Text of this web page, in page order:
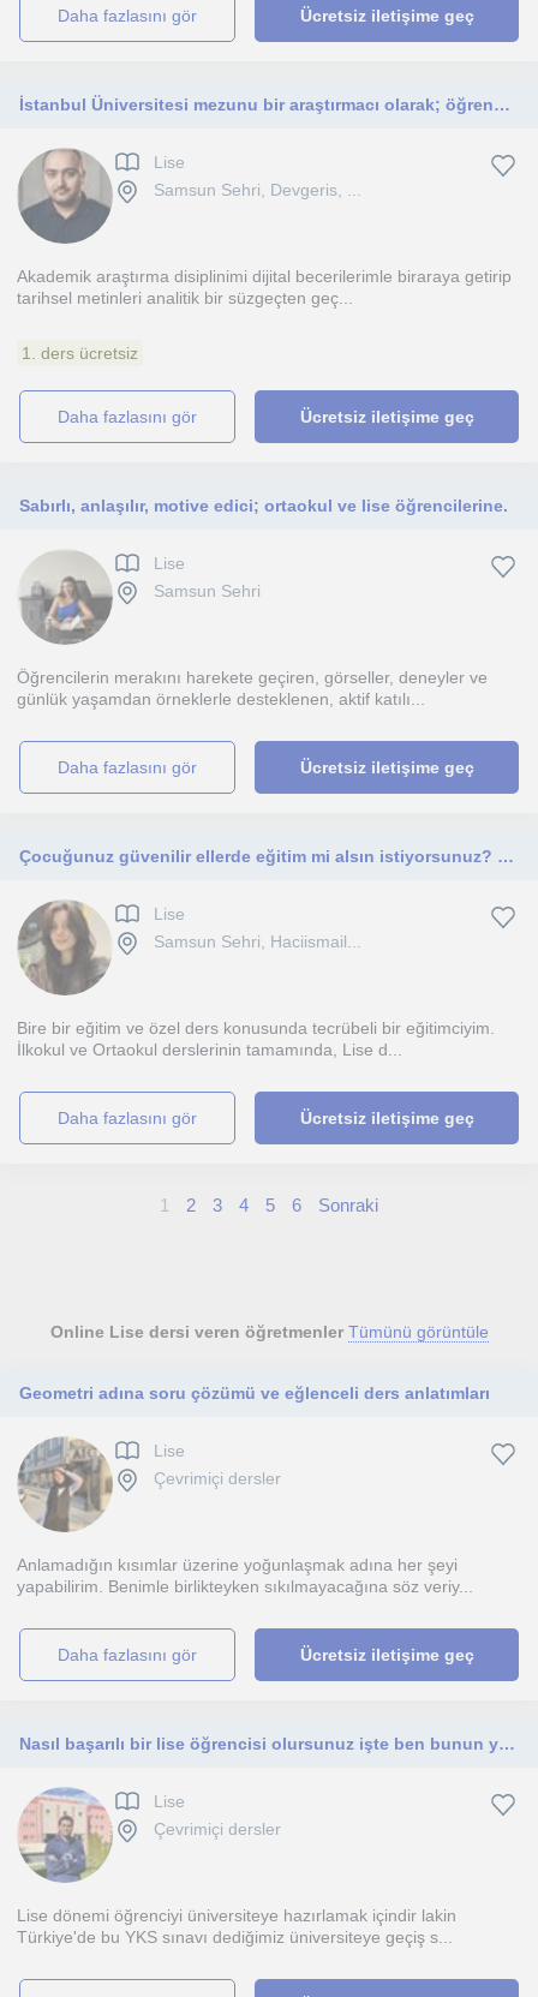
daha fazlasını gör Ücretsiz iletişime geç
İstanbul Üniversitesi mezunu bir araştırmacı olarak; öğrendiğim dilleri ve dijital yetkinliklerimi derslerime aktarıyorum.
Lise
Samsun Sehri, Devgeris, ...
Akademik araştırma disiplinimi dijital becerilerimle biraraya getirip
tarihsel metinleri analitik bir süzgeçten geç...
1. ders ücretsiz
daha fazlasını gör Ücretsiz iletişime geç
Sabırlı, anlaşılır, motive edici; ortaokul ve lise öğrencilerine.
Lise
Samsun Sehri
Öğrencilerin merakını harekete geçiren, görseller, deneyler ve
günlük yaşamdan örneklerle desteklenen, aktif katılı...
daha fazlasını gör Ücretsiz iletişime geç
Çocuğunuz güvenilir ellerde eğitim mi alsın istiyorsunuz? Tam olarak doğru yerdesiniz, size yardımcı olmaktan mutluluk duyarım.
Lise
Samsun Sehri, Haciismail...
Bire bir eğitim ve özel ders konusunda tecrübeli bir eğitimciyim.
İlkokul ve Ortaokul derslerinin tamamında, Lise d...
daha fazlasını gör Ücretsiz iletişime geç
1 2 3 4 5 6 Sonraki
Online Lise dersi veren öğretmenler Tümünü görüntüle
Geometri adına soru çözümü ve eğlenceli ders anlatımları
Lise
Çevrimiçi dersler
Anlamadığın kısımlar üzerine yoğunlaşmak adına her şeyi
yapabilirim. Benimle birlikteyken sıkılmayacağına söz veriy...
daha fazlasını gör Ücretsiz iletişime geç
Nasıl başarılı bir lise öğrencisi olursunuz işte ben bunun yollarını öğretiyorum.
Lise
Çevrimiçi dersler
Lise dönemi öğrenciyi üniversiteye hazırlamak içindir lakin
Türkiye'de bu YKS sınavı dediğimiz üniversiteye geçiş s...